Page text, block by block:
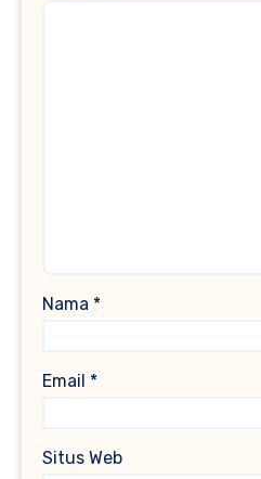
Nama *
Email *
Situs Web